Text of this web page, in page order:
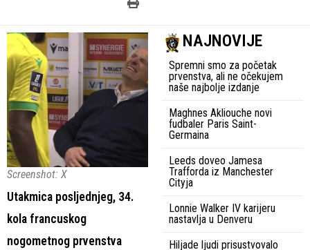
Screenshot: X
Utakmica posljednjeg, 34.
kola francuskog
nogometnog prvenstva
NAJNOVIJE
Spremni smo za početak
prvenstva, ali ne očekujem
naše najbolje izdanje
Maghnes Akliouche novi
fudbaler Paris Saint-
Germaina
Leeds doveo Jamesa
Trafforda iz Manchester
Cityja
Lonnie Walker IV karijeru
nastavlja u Denveru
Hiljade ljudi prisustvovalo